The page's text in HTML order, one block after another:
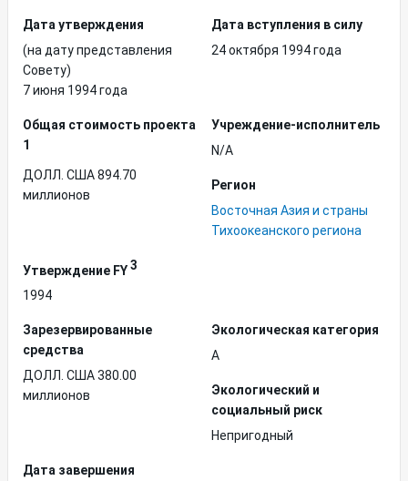
Дата утверждения
(на дату представления
Совету)
7 июня 1994 года
Дата вступления в силу
24 октября 1994 года
Общая стоимость проекта
1
ДОЛЛ. США 894.70
миллионов
Учреждение-исполнитель
N/A
Регион
Восточная Азия и страны
Тихоокеанского региона
Утверждение FY3
1994
Зарезервированные
средства
ДОЛЛ. США 380.00
миллионов
Экологическая категория
A
Экологический и
социальный риск
Непригодный
Дата завершения